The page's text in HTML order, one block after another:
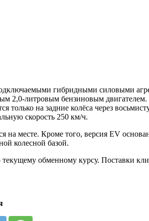
гибридными силовыми
2,0-литровым бензиновым
на задние колёса через
скорость 250 км/ч.
месте. Кроме того, версия EV
колесной базой.
обменному курсу. Поставки